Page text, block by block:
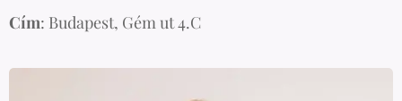
Cím: Budapest, Gém ut 4.C